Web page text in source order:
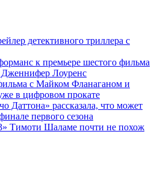
детективного триллера с
к премьере шестого фильма
Дженнифер Лоуренс
с Майком Фланаганом и
в цифровом прокате
Даттона» рассказала, что может
первого сезона
Тимоти Шаламе почти не похож